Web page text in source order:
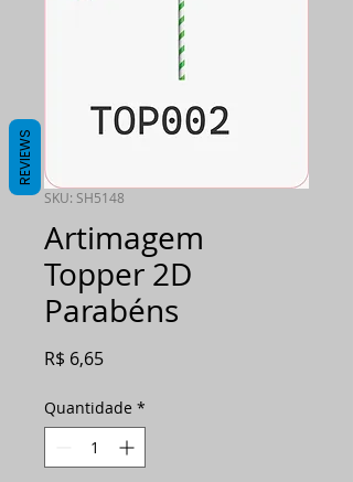
SKU: SH5148
Artimagem
Topper 2D
Parabéns
R$ 6,65Preço
Quantidade *
REVIEWS